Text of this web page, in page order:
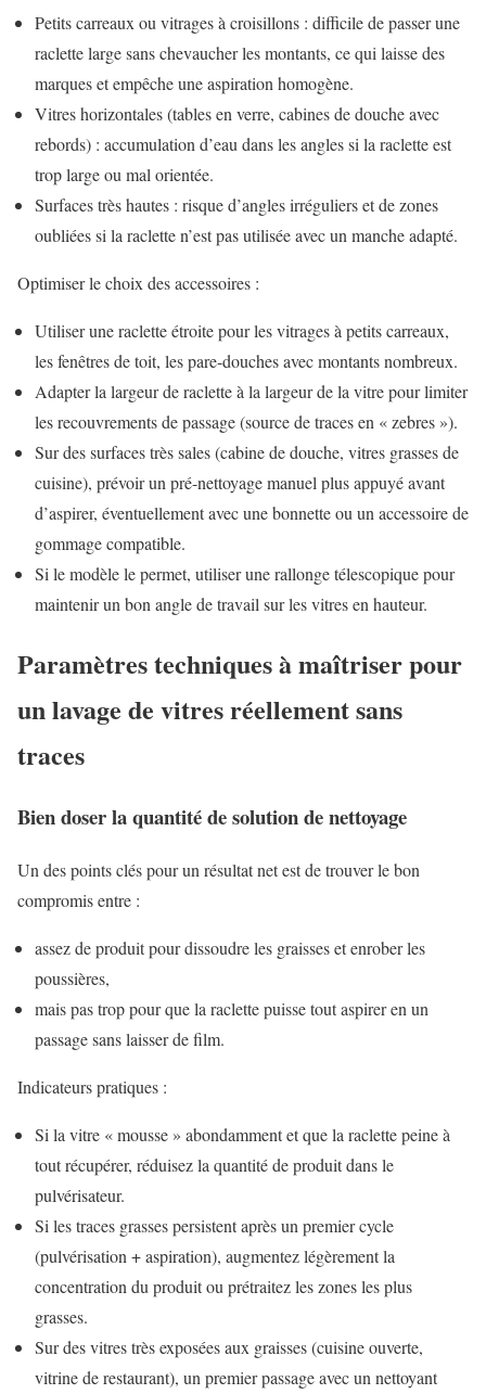
Petits carreaux ou vitrages à croisillons : difficile de passer une
raclette large sans chevaucher les montants, ce qui laisse des
marques et empêche une aspiration homogène.
Vitres horizontales (tables en verre, cabines de douche avec
rebords) : accumulation d’eau dans les angles si la raclette est
trop large ou mal orientée.
Surfaces très hautes : risque d’angles irréguliers et de zones
oubliées si la raclette n’est pas utilisée avec un manche adapté.
Optimiser le choix des accessoires :
Utiliser une raclette étroite pour les vitrages à petits carreaux,
les fenêtres de toit, les pare-douches avec montants nombreux.
Adapter la largeur de raclette à la largeur de la vitre pour limiter
les recouvrements de passage (source de traces en « zebres »).
Sur des surfaces très sales (cabine de douche, vitres grasses de
cuisine), prévoir un pré-nettoyage manuel plus appuyé avant
d’aspirer, éventuellement avec une bonnette ou un accessoire de
gommage compatible.
Si le modèle le permet, utiliser une rallonge télescopique pour
maintenir un bon angle de travail sur les vitres en hauteur.
Paramètres techniques à maîtriser pour
un lavage de vitres réellement sans
traces
Bien doser la quantité de solution de nettoyage
Un des points clés pour un résultat net est de trouver le bon
compromis entre :
assez de produit pour dissoudre les graisses et enrober les
poussières,
mais pas trop pour que la raclette puisse tout aspirer en un
passage sans laisser de film.
Indicateurs pratiques :
Si la vitre « mousse » abondamment et que la raclette peine à
tout récupérer, réduisez la quantité de produit dans le
pulvérisateur.
Si les traces grasses persistent après un premier cycle
(pulvérisation + aspiration), augmentez légèrement la
concentration du produit ou prétraitez les zones les plus
grasses.
Sur des vitres très exposées aux graisses (cuisine ouverte,
vitrine de restaurant), un premier passage avec un nettoyant